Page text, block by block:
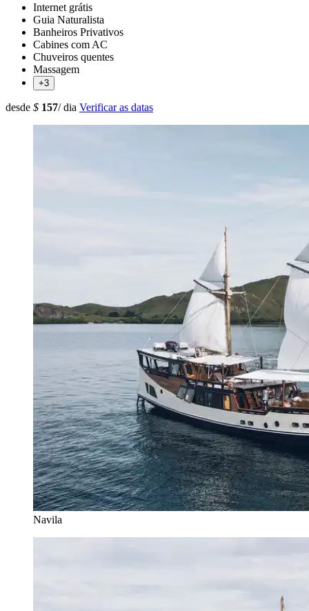
Internet grátis
Guia Naturalista
Banheiros Privativos
Cabines com AC
Chuveiros quentes
Massagem
+3
desde $ 157/ dia Verificar as datas
Navila